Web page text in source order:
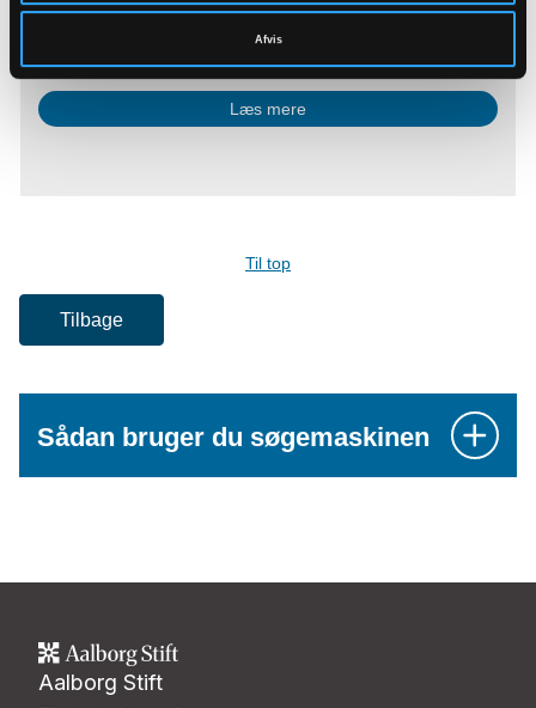
Afvis
Horsens Kirkevej 30, Langholt
9310
Vodskov
Læs mere
Til top
Tilbage
Sådan bruger du søgemaskinen
Aalborg Stift